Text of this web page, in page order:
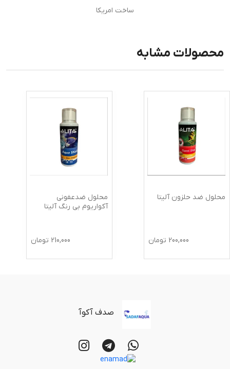
ساخت امریکا
محصولات مشابه
محلول ضد حلزون آلیتا
200,000 تومان
محلول ضدعفونی
آکواریوم بی رنگ آلیتا
210,000 تومان
صدف آکوآ